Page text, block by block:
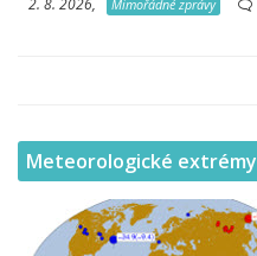
Mimořádné zprávy
Meteorologické extrémy